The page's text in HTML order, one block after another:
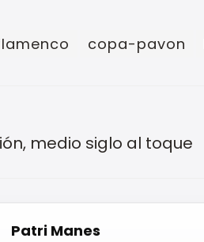
copa-pavon
medio siglo al toque
Patri Manes